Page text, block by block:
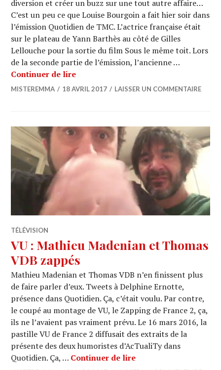
diversion et créer un buzz sur une tout autre affaire…
C’est un peu ce que Louise Bourgoin a fait hier soir dans
l’émission Quotidien de TMC. L’actrice française était
sur le plateau de Yann Barthès au côté de Gilles
Lellouche pour la sortie du film Sous le même toit. Lors
de la seconde partie de l’émission, l’ancienne …
Continuer de lireMARTIN WEIL se fait draguer par
MISTEREMMA 18 AVRIL 2017 LAISSER UN COMMENTAIRE
TÉLÉVISION
VU : Mathieu Madenian et Thomas
VDB zappés
Mathieu Madenian et Thomas VDB n’en finissent plus
de faire parler d’eux. Tweets à Delphine Ernotte,
présence dans Quotidien. Ça, c’était voulu. Par contre,
le coupé au montage de VU, le Zapping de France 2, ça,
ils ne l’avaient pas vraiment prévu. Le 16 mars 2016, la
pastille VU de France 2 diffusait des extraits de la
présente des deux humoristes d’AcTualiTy dans
Quotidien. Ça, … Continuer de lireVU : Mathieu